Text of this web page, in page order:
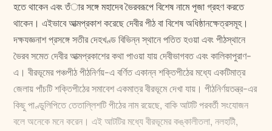
হতে থাকেন এবং তঁার সঙ্গে মহাদেব ভৈরবরূপে বিশেষ নামে পূজা গ্রহণ করতে
থাকেন। এইভাবে আত্মপ্রকাশ করেছে দেবীর পীঠ বা বিশেষ অধিষ্ঠানক্ষেত্রসমূহ।
দক্ষযজ্ঞনাশ প্রসঙ্গে সতীর দেহখণ্ড বিভিন্ন স্থানে পতিত হওয়া এবং পীঠস্থানে
ভৈরব সমেত দেবীর আত্মপ্রকাশের কথা পাওয়া যায় দেবীভাগবত এবং কালিকাপুরাণ-
এ। বীরভূমের পঞ্চপীঠ পীঠনির্ণয়-এ বর্ণিত একান্ন শক্তিপীঠের মধ্যে একটিমাত্র
জেলায় পাঁচটি শক্তিপীঠের সমাবেশ একমাত্র বীরভূমে দেখা যায়। পীঠনির্ণয়তন্ত্র-এর
কিছু পাণ্ডুলিপিতে তেতাল্লিশটি পীঠের নাম রয়েছে, বাকি আটটি পরবর্তী সংযোজন
বলে অনেকে মনে করেন। এই আটটির মধ্যে বীরভূমের কঙ্কালীতলা, নলহাটী,